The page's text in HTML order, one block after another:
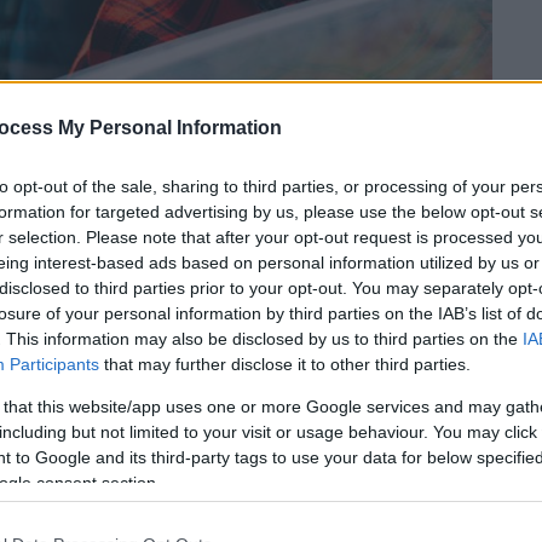
My Personal Information
opt-out of the sale, sharing to third parties, or processing of your
for targeted advertising by us, please use the below opt-out
selection. Please note that after your opt-out request is processed
interest-based ads based on personal information utilized by us
to third parties prior to your opt-out. You may separately
of your personal information by third parties on the IAB’s list of
This information may also be disclosed by us to third parties on the
Participants that may further disclose it to other third parties.
that this website/app uses one or more Google services and may
but not limited to your visit or usage behaviour. You may
to Google and its third-party tags to use your data for below
consent section.
το ΕΘΝΟΣ στη Google
επιστήμονες από το σημερινό
σε διάφορες περιοχές της χώρας και
φως να επαναλειτουργήσουν τα
η απόφασή τους ελήφθη με βαριά καρδιά.
στην τελευταία συνεδρίασή τους (με
δυσοίωνες προβλέψεις), όμως όπως
, αρκετοί ειδικοί συμφώνησαν να ανοίξει
συναισθανόμενοι την ανάγκη του
την οικονομία της χώρας να «ξεπαγώσει»